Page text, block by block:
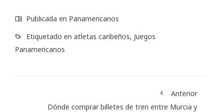
Publicada en Panamericanos
Etiquetado en atletas caribeños, Juegos
Panamericanos
Anterior
Dónde comprar billetes de tren entre Murcia y